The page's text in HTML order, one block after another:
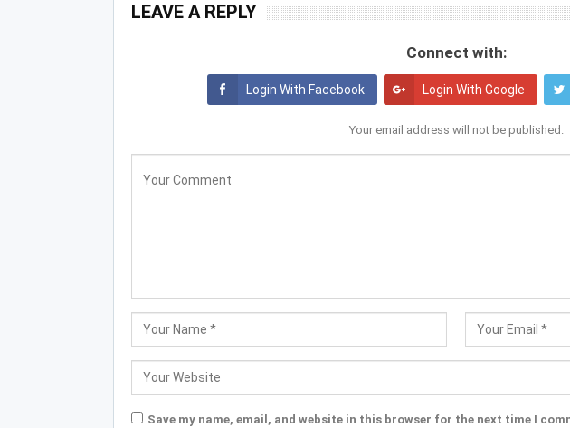
LEAVE A REPLY
Connect with:
Login With Facebook Login With Google
Your email address will not be published.
Save my name, email, and website in this browser for the next time I